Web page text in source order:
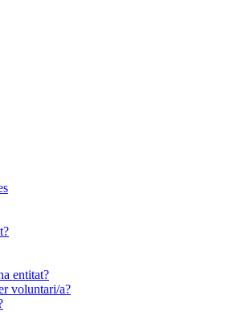
entitat?
voluntari/a?